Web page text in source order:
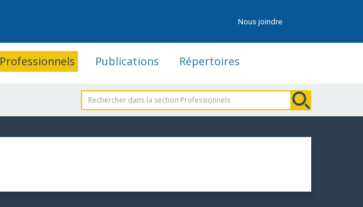
Nous joindre
Professionnels Publications Répertoires